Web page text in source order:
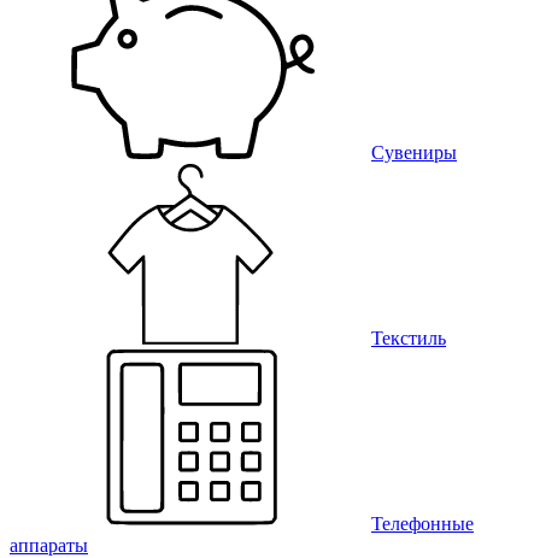
Сувениры
Текстиль
Телефонные
аппараты